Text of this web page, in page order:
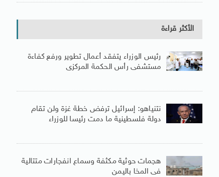
الأكثر قراءة
رئيس الوزراء يتفقد أعمال تطوير ورفع كفاءة
مستشفى رأس الحكمة المركزى
نتنياهو: إسرائيل ترفض خطة غزة ولن تقام
دولة فلسطينية ما دمت رئيسا للوزراء
هجمات حوثية مكثفة وسماع انفجارات متتالية
فى المخا باليمن